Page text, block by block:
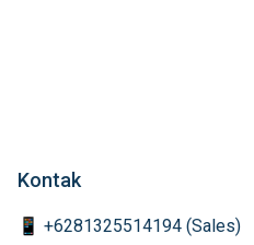
Kontak
📱 +6281325514194 (Sales)